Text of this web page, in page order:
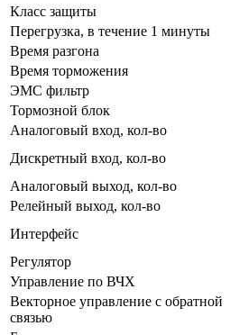
Класс защиты
Перегрузка, в течение 1 минуты
Время разгона
Время торможения
ЭМС фильтр
Тормозной блок
Аналоговый вход, кол-во
Дискретный вход, кол-во
Аналоговый выход, кол-во
Релейный выход, кол-во
Интерфейс
Регулятор
Управление по ВЧХ
Векторное управление с обратной
связью